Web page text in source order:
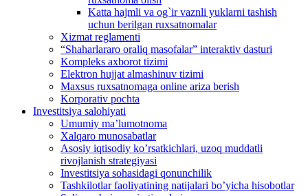
Katta hajmli va og`ir vaznli yuklarni tashish
uchun berilgan ruxsatnomalar
Xizmat reglamenti
“Shaharlararo oraliq masofalar” interaktiv dasturi
Kompleks axborot tizimi
Elektron hujjat almashinuv tizimi
Maxsus ruxsatnomaga online ariza berish
Korporativ pochta
Investitsiya salohiyati
Umumiy maʼlumotnoma
Xalqaro munosabatlar
Аsosiy iqtisodiy koʼrsatkichlari, uzoq muddatli
rivojlanish strategiyasi
Investitsiya sohasidagi qonunchilik
Tashkilotlar faoliyatining natijalari boʼyicha hisobotlar